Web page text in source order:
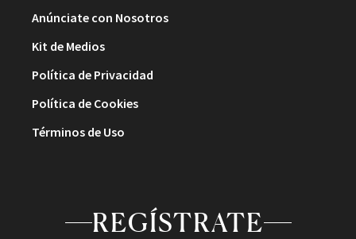
Anúnciate con Nosotros
Kit de Medios
Política de Privacidad
Política de Cookies
Términos de Uso
REGÍSTRATE